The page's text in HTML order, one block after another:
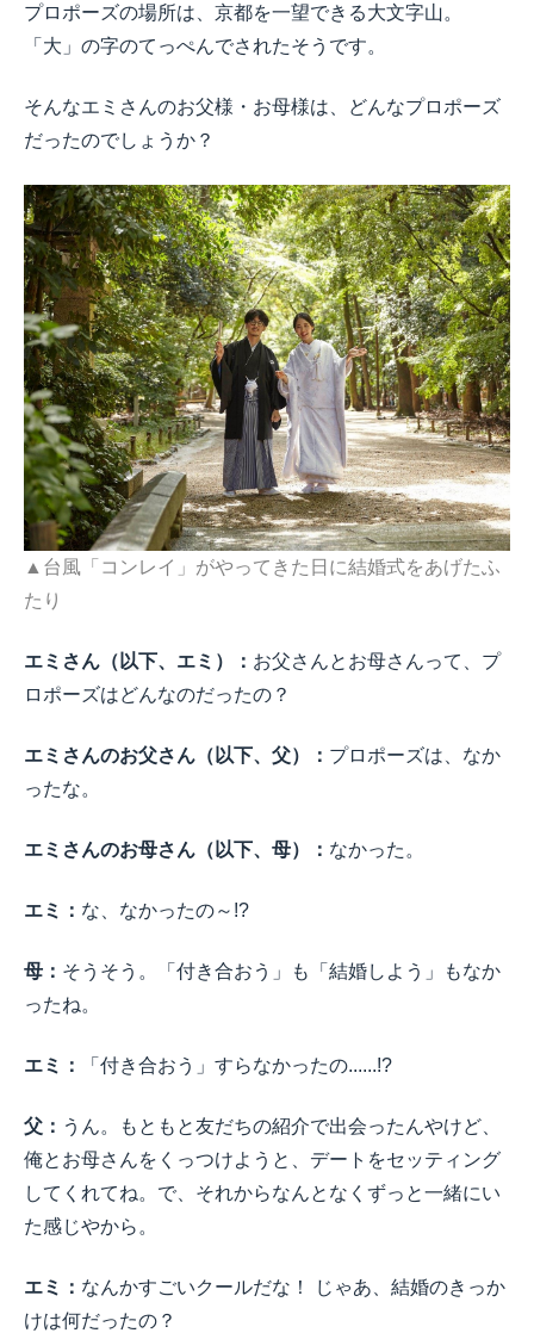
プロポーズの場所は、京都を一望できる大文字山。
「大」の字のてっぺんでされたそうです。
そんなエミさんのお父様・お母様は、どんなプロポーズ
だったのでしょうか？
▲台風「コンレイ」がやってきた日に結婚式をあげたふ
たり
エミさん（以下、エミ）： お父さんとお母さんって、プ
ロポーズはどんなのだったの？
エミさんのお父さん（以下、父）： プロポーズは、なか
ったな。
エミさんのお母さん（以下、母）： なかった。
エミ： な、なかったの～!?
母： そうそう。「付き合おう」も「結婚しよう」もなか
ったね。
エミ： 「付き合おう」すらなかったの......!?
父： うん。もともと友だちの紹介で出会ったんやけど、
俺とお母さんをくっつけようと、デートをセッティング
してくれてね。で、それからなんとなくずっと一緒にい
た感じやから。
エミ： なんかすごいクールだな！ じゃあ、結婚のきっか
けは何だったの？